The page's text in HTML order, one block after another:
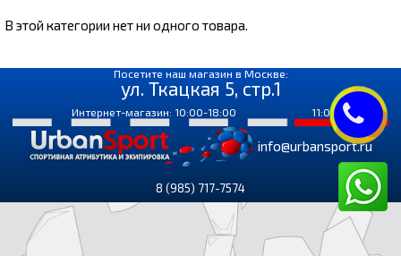
В этой категории нет ни одного товара.
Посетите наш магазин в Москве:
ул. Ткацкая 5, стр.1
Интернет-магазин: 10:00-18:00 11:00-18:00
info@urbansport.ru
8 (985) 717-7574